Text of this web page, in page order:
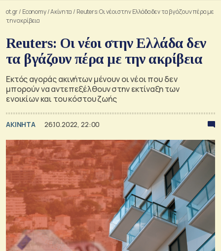
ot.gr/ Economy/Ακίνητα / Reuters: Οι νέοι στην Ελλάδα δεν τα βγάζουν πέρα με
την ακρίβεια
Reuters: Οι νέοι στην Ελλάδα δεν
τα βγάζουν πέρα με την ακρίβεια
Εκτός αγοράς ακινήτων μένουν οι νέοι που δεν
μπορούν να αντεπεξέλθουν στην εκτίναξη των
ενοικίων και του κόστου ζωής
ΑΚΙΝΗΤΑ 26.10.2022, 22:00